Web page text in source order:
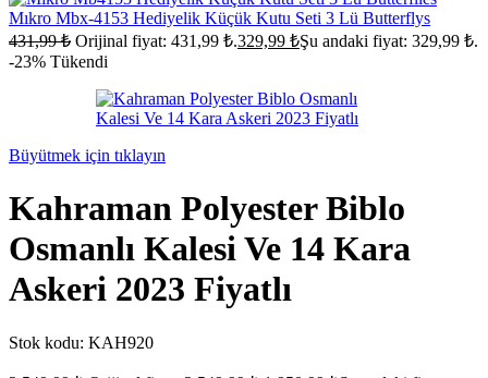
Mıkro Mbx-4153 Hediyelik Küçük Kutu Seti 3 Lü Butterflys
431,99₺ Orijinal fiyat: 431,99 ₺.329,99 ₺Şu andaki fiyat: 329,99 ₺.
-23% Tükendi
Büyütmek için tıklayın
Kahraman Polyester Biblo
Osmanlı Kalesi Ve 14 Kara
Askeri 2023 Fiyatlı
Stok kodu: KAH920